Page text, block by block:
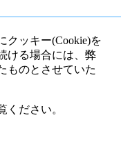
クッキー(Cookie)を
ける場合には、弊
ものとさせていた
ください。